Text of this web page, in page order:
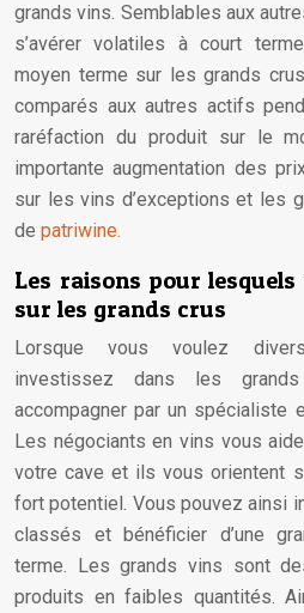
grands vins. Semblables aux
s’avérer volatiles à court
moyen terme sur les grands
comparés aux autres actifs
raréfaction du produit sur le
importante augmentation des
sur les vins d’exceptions et les
de patriwine.
Les raisons pour
sur les grands crus
Lorsque vous voulez
investissez dans les
accompagner par un spécialiste
Les négociants en vins vous
votre cave et ils vous orientent
fort potentiel. Vous pouvez ainsi
classés et bénéficier d’une
terme. Les grands vins sont
produits en faibles quantités.